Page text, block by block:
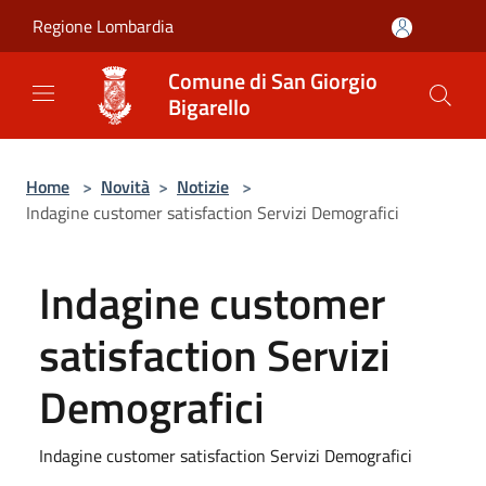
Regione Lombardia
Comune di San Giorgio
Bigarello
Home > Novità > Notizie >
Indagine customer satisfaction Servizi Demografici
Indagine customer
satisfaction Servizi
Demografici
Indagine customer satisfaction Servizi Demografici